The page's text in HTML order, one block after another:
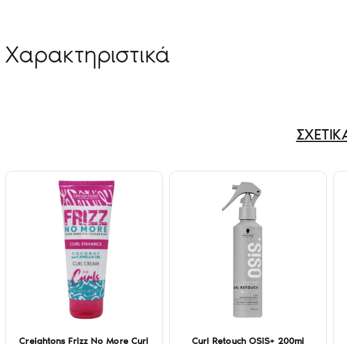
Χαρακτηριστικά
Creightons Frizz No More Curl
Curl Retouch OSiS+ 200ml